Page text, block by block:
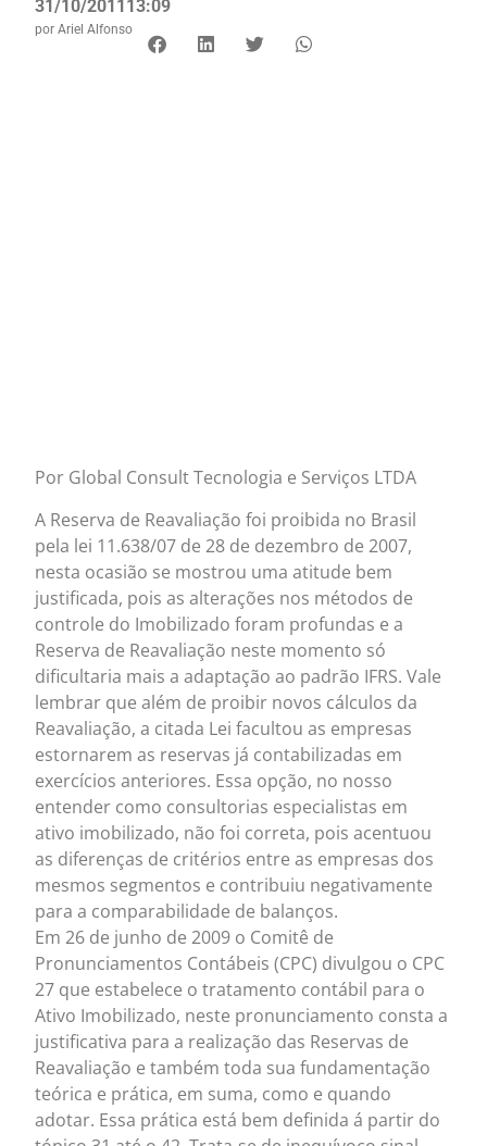
31/10/201113:09
por Ariel Alfonso
Por Global Consult Tecnologia e Serviços LTDA
A Reserva de Reavaliação foi proibida no Brasil
pela lei 11.638/07 de 28 de dezembro de 2007,
nesta ocasião se mostrou uma atitude bem
justificada, pois as alterações nos métodos de
controle do Imobilizado foram profundas e a
Reserva de Reavaliação neste momento só
dificultaria mais a adaptação ao padrão IFRS. Vale
lembrar que além de proibir novos cálculos da
Reavaliação, a citada Lei facultou as empresas
estornarem as reservas já contabilizadas em
exercícios anteriores. Essa opção, no nosso
entender como consultorias especialistas em
ativo imobilizado, não foi correta, pois acentuou
as diferenças de critérios entre as empresas dos
mesmos segmentos e contribuiu negativamente
para a comparabilidade de balanços.
Em 26 de junho de 2009 o Comitê de
Pronunciamentos Contábeis (CPC) divulgou o CPC
27 que estabelece o tratamento contábil para o
Ativo Imobilizado, neste pronunciamento consta a
justificativa para a realização das Reservas de
Reavaliação e também toda sua fundamentação
teórica e prática, em suma, como e quando
adotar. Essa prática está bem definida á partir do